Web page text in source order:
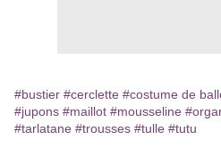
#bustier #cerclette #costume de
#jupons #maillot #mousseline
#tarlatane #trousses #tulle #tutu